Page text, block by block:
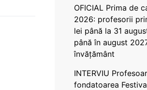
OFICIAL Prima de
2026: profesorii
lei până la 31
până în august
învățământ
INTERVIU
fondatoarea